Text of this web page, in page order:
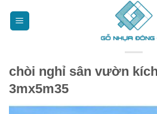
chòi nghỉ sân vườn
3mx5m35